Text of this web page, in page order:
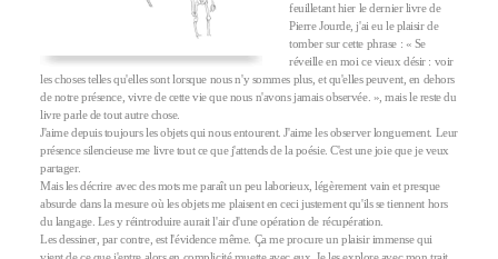
feuilletant hier le dernier livre de
Pierre Jourde, j'ai eu le plaisir de
tomber sur cette phrase : « Se
réveille en moi ce vieux désir : voir
les choses telles qu'elles sont lorsque nous n'y sommes plus, et qu'elles peuvent, en dehors
de notre présence, vivre de cette vie que nous n'avons jamais observée. », mais le reste du
livre parle de tout autre chose.
J'aime depuis toujours les objets qui nous entourent. J'aime les observer longuement. Leur
présence silencieuse me livre tout ce que j'attends de la poésie. C'est une joie que je veux
partager.
Mais les décrire avec des mots me paraît un peu laborieux, légèrement vain et presque
absurde dans la mesure où les objets me plaisent en ceci justement qu'ils se tiennent hors
du langage. Les y réintroduire aurait l'air d'une opération de récupération.
Les dessiner, par contre, est l'évidence même. Ça me procure un plaisir immense qui